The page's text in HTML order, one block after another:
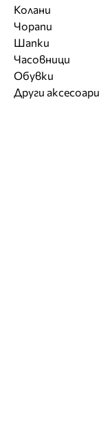
Колани
Чорапи
Шапки
Часовници
Обувки
Други аксесоари